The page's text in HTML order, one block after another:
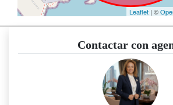
Leaflet | ©
Contactar con